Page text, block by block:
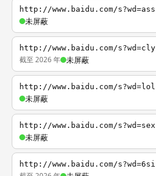
http://www.baidu.com/s?wd=ass
未屏蔽
http://www.baidu.com/s?wd=cly
截至 2026 年 未屏蔽
http://www.baidu.com/s?wd=lol
未屏蔽
http://www.baidu.com/s?wd=sex
未屏蔽
http://www.baidu.com/s?wd=6si